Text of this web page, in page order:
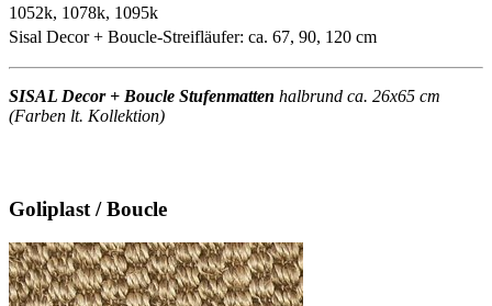
1052k, 1078k, 1095k
Sisal Decor + Boucle-Streifläufer: ca. 67, 90, 120 cm
SISAL Decor + Boucle Stufenmatten halbrund ca. 26x65 cm
(Farben lt. Kollektion)
Goliplast / Boucle